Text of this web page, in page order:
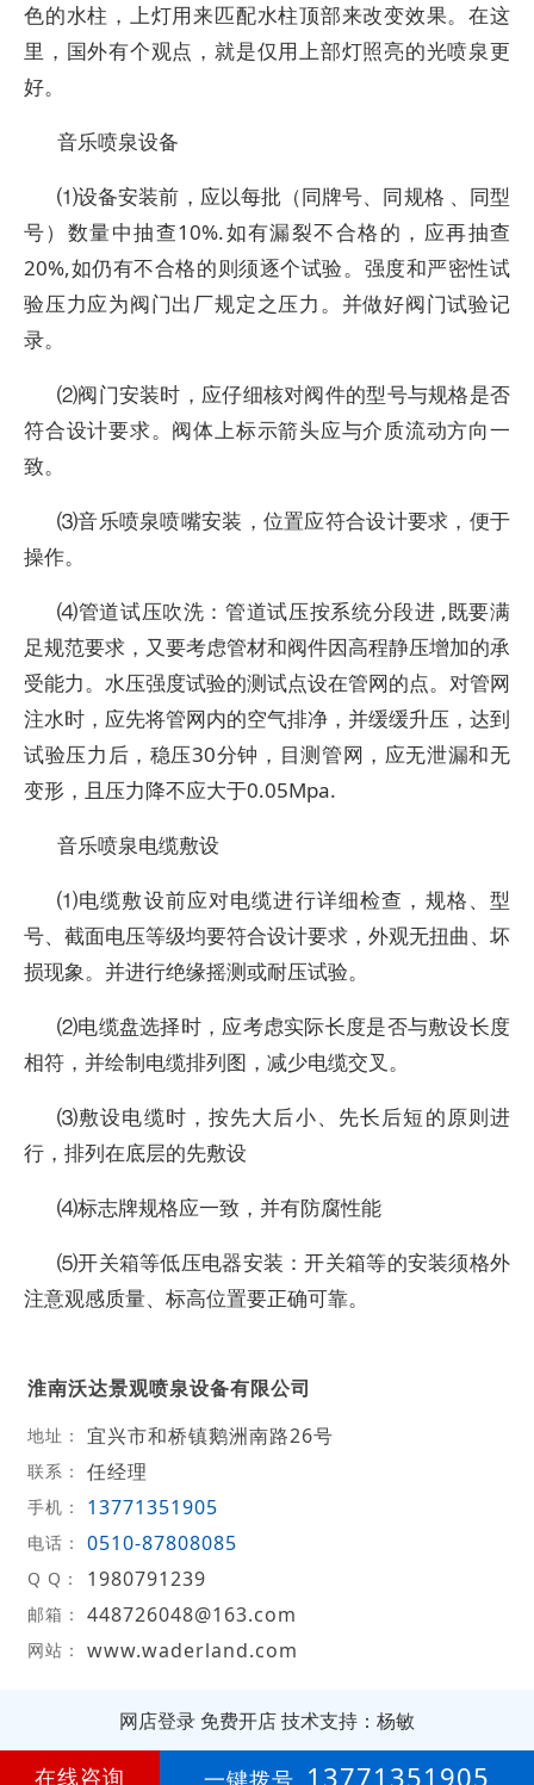
色的水柱，上灯用来匹配水柱顶部来改变效果。在这
里，国外有个观点，就是仅用上部灯照亮的光喷泉更
好。
音乐喷泉设备
⑴设备安装前，应以每批（同牌号、同规格 、同型
号）数量中抽查10%.如有漏裂不合格的，应再抽查
20%,如仍有不合格的则须逐个试验。强度和严密性试
验压力应为阀门出厂规定之压力。并做好阀门试验记
录。
⑵阀门安装时，应仔细核对阀件的型号与规格是否
符合设计要求。阀体上标示箭头应与介质流动方向一
致。
⑶音乐喷泉喷嘴安装，位置应符合设计要求，便于
操作。
⑷管道试压吹洗：管道试压按系统分段进 ,既要满
足规范要求，又要考虑管材和阀件因高程静压增加的承
受能力。水压强度试验的测试点设在管网的点。对管网
注水时，应先将管网内的空气排净，并缓缓升压，达到
试验压力后，稳压30分钟，目测管网，应无泄漏和无
变形，且压力降不应大于0.05Mpa.
音乐喷泉电缆敷设
⑴电缆敷设前应对电缆进行详细检查，规格、型
号、截面电压等级均要符合设计要求，外观无扭曲、坏
损现象。并进行绝缘摇测或耐压试验。
⑵电缆盘选择时，应考虑实际长度是否与敷设长度
相符，并绘制电缆排列图，减少电缆交叉。
⑶敷设电缆时，按先大后小、先长后短的原则进
行，排列在底层的先敷设
⑷标志牌规格应一致，并有防腐性能
⑸开关箱等低压电器安装：开关箱等的安装须格外
注意观感质量、标高位置要正确可靠。
淮南沃达景观喷泉设备有限公司
地址： 宜兴市和桥镇鹅洲南路26号
联系： 任经理
手机： 13771351905
电话： 0510-87808085
Q Q： 1980791239
邮箱： 448726048@163.com
网站： www.waderland.com
网店登录 免费开店技术支持：杨敏
第7年
在线咨询 一键拨号 13771351905